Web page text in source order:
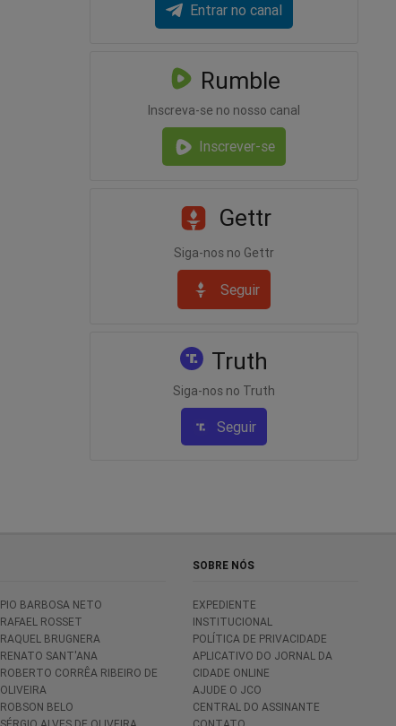
Entrar no canal
Rumble
Inscreva-se no nosso canal
Inscrever-se
Gettr
Siga-nos no Gettr
Seguir
Truth
Siga-nos no Truth
Seguir
PIO BARBOSA NETO
RAFAEL ROSSET
RAQUEL BRUGNERA
RENATO SANT'ANA
ROBERTO CORRÊA RIBEIRO DE
OLIVEIRA
ROBSON BELO
SOBRE NÓS
EXPEDIENTE
INSTITUCIONAL
POLÍTICA DE PRIVACIDADE
APLICATIVO DO JORNAL DA
CIDADE ONLINE
AJUDE O JCO
CENTRAL DO ASSINANTE